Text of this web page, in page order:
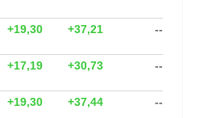
+19,30 +37,21 --
+17,19 +30,73 --
+19,30 +37,44 --